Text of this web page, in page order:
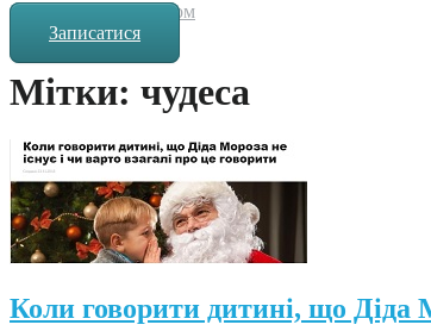
за попереднім записом
Записатися
Мітки: чудеса
Коли говорити дитині, що Діда